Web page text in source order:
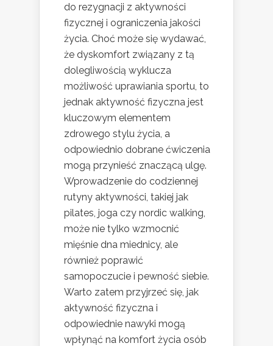
do rezygnacji z aktywności
fizycznej i ograniczenia jakości
życia. Choć może się wydawać,
że dyskomfort związany z tą
dolegliwością wyklucza
możliwość uprawiania sportu, to
jednak aktywność fizyczna jest
kluczowym elementem
zdrowego stylu życia, a
odpowiednio dobrane ćwiczenia
mogą przynieść znaczącą ulgę.
Wprowadzenie do codziennej
rutyny aktywności, takiej jak
pilates, joga czy nordic walking,
może nie tylko wzmocnić
mięśnie dna miednicy, ale
również poprawić
samopoczucie i pewność siebie.
Warto zatem przyjrzeć się, jak
aktywność fizyczna i
odpowiednie nawyki mogą
wpłynąć na komfort życia osób